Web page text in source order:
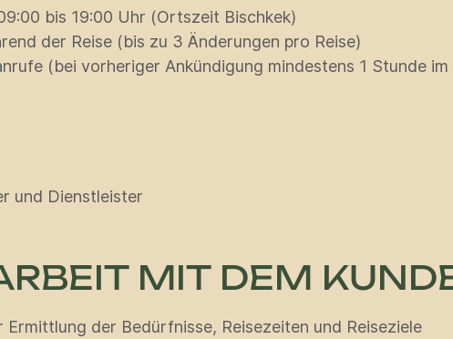
bis 19:00 Uhr (Ortszeit Bischkek)
der Reise (bis zu 3 Änderungen pro Reise)
(bei vorheriger Ankündigung mindestens 1 Stunde im
und Dienstleister
MIT DEM
der Bedürfnisse, Reisezeiten und Reiseziele